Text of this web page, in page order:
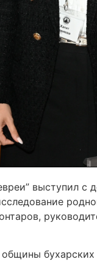
выступил с
бухарских